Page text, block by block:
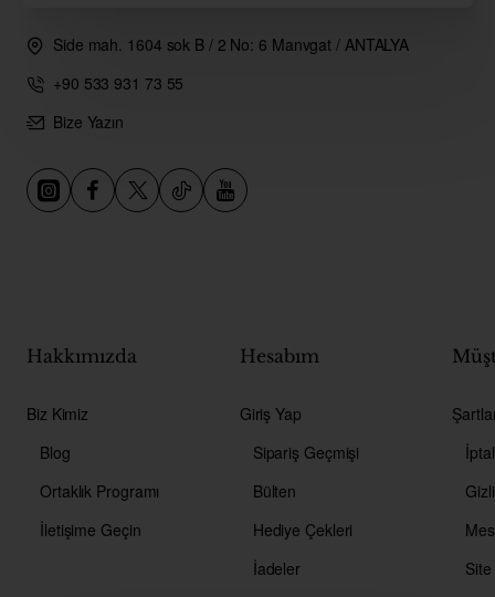
Side mah. 1604 sok B / 2 No: 6 Manvgat / ANTALYA
+90 533 931 73 55
Bize Yazın
Hakkımızda
Biz Kimiz
Blog
Ortaklık Programı
İletişime Geçin
Hesabım
Giriş Yap
Sipariş Geçmişi
Bülten
Hediye Çekleri
İadeler
Site